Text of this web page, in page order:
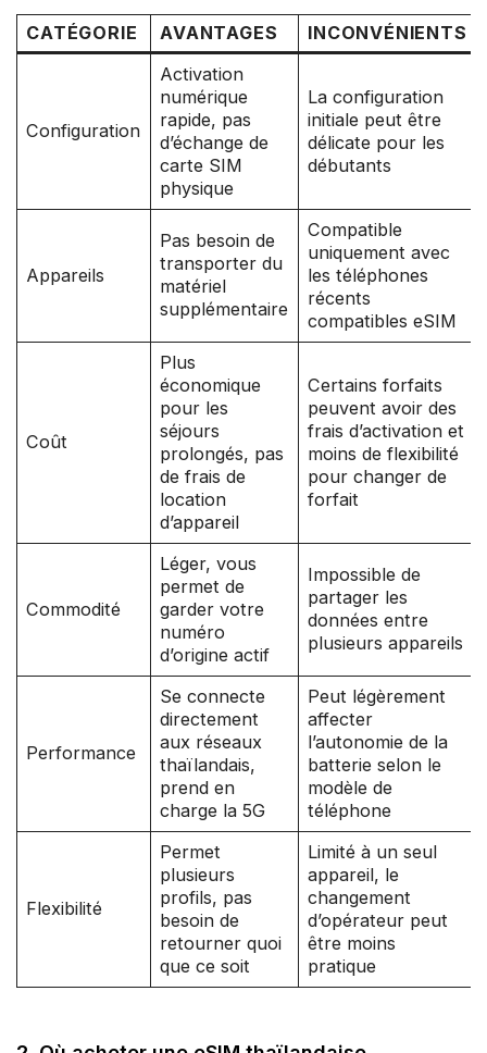
CATÉGORIE AVANTAGES INCONVÉNIENTS
Configuration
Activation
numérique
rapide, pas
d’échange de
carte SIM
physique
La configuration
initiale peut être
délicate pour les
débutants
Appareils
Pas besoin de
transporter du
matériel
supplémentaire
Compatible
uniquement avec
les téléphones
récents
compatibles eSIM
Coût
Plus
économique
pour les
séjours
prolongés, pas
de frais de
location
d’appareil
Certains forfaits
peuvent avoir des
frais d’activation et
moins de flexibilité
pour changer de
forfait
Commodité
Léger, vous
permet de
garder votre
numéro
d’origine actif
Impossible de
partager les
données entre
plusieurs appareils
Performance
Se connecte
directement
aux réseaux
thaïlandais,
prend en
charge la 5G
Peut légèrement
affecter
l’autonomie de la
batterie selon le
modèle de
téléphone
Flexibilité
Permet
plusieurs
profils, pas
besoin de
retourner quoi
que ce soit
Limité à un seul
appareil, le
changement
d’opérateur peut
être moins
pratique